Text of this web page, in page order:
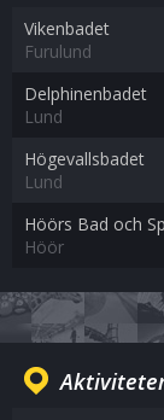
Vikenbadet
Furulund
Delphinenbadet
Lund
Högevallsbadet
Lund
Höörs Bad och
Höör